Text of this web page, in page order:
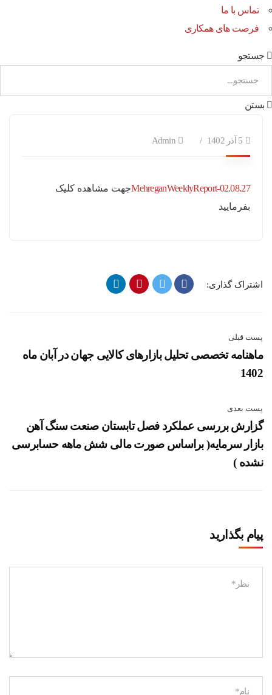
تماس با ما
فرصت های همکاری
جستجو
بستن
5 آذر 1402 Admin
MehreganWeeklyReport-02.08.27جهت مشاهده کلیک
بفرمایید
اشتراک گذاری:
پست قبلی
ماهنامه تخصصی تحلیل بازارهای کالایی جهان در آبان ماه
1402
پست بعدی
گزارش بررسی عملکرد فصل تابستان صنعت سنگ آهن
بازار سرمایه( براساس صورت مالی شش ماهه حسابرسی
نشده )
پیام بگذارید